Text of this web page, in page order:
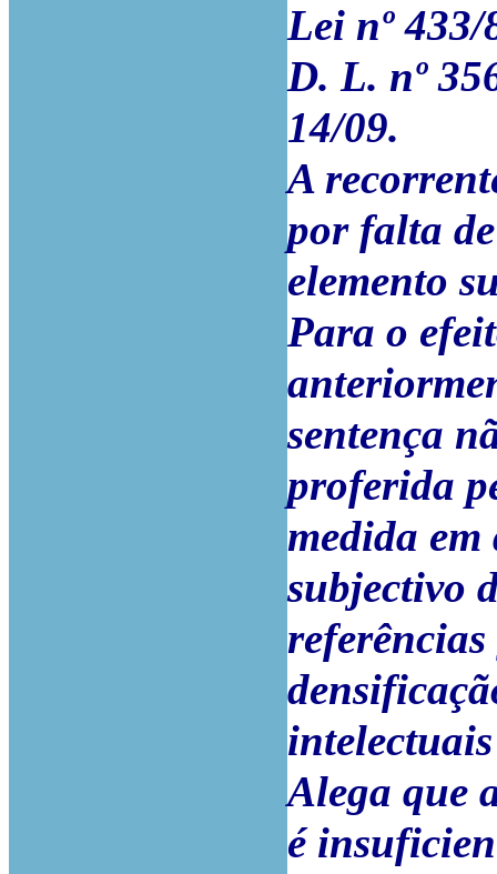
Lei nº
D. L. nº
14/09.
A
por falta
elemento
Para o
sentença
proferida
medida
subjectivo
Alega que
é